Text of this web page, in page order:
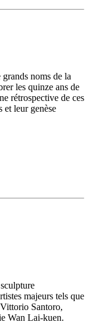
noms de la
les quinze ans de
rétrospective de ces
et leur genèse
majeurs tels que
Santoro,
Wan Lai-kuen.